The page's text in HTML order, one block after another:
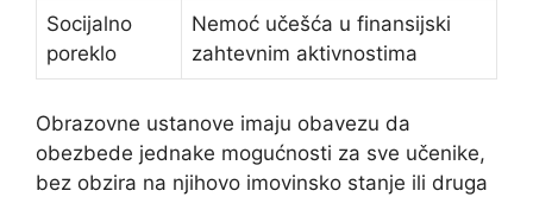
Socijalno
poreklo
Nemoć učešća u finansijski
zahtevnim aktivnostima
Obrazovne ustanove imaju obavezu da
obezbede jednake mogućnosti za sve učenike,
bez obzira na njihovo imovinsko stanje ili druga